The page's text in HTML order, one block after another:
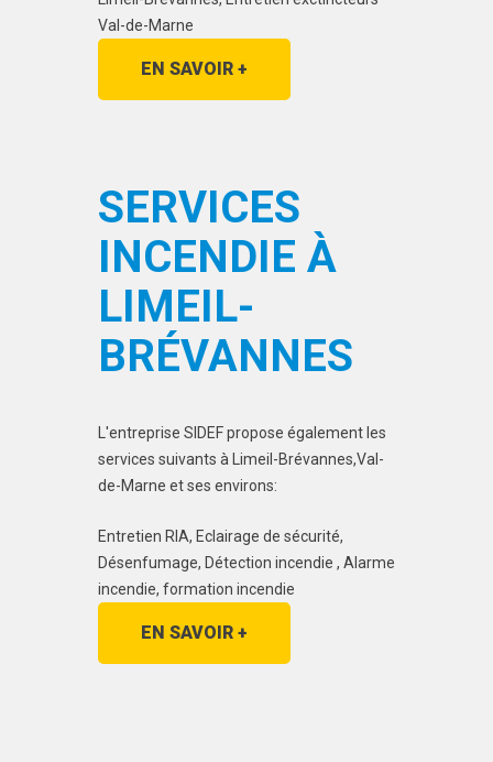
Val-de-Marne
EN SAVOIR +
SERVICES
INCENDIE À
LIMEIL-
BRÉVANNES
L'entreprise SIDEF propose également les
services suivants à Limeil-Brévannes,Val-
de-Marne et ses environs:
Entretien RIA, Eclairage de sécurité,
Désenfumage, Détection incendie , Alarme
incendie, formation incendie
EN SAVOIR +